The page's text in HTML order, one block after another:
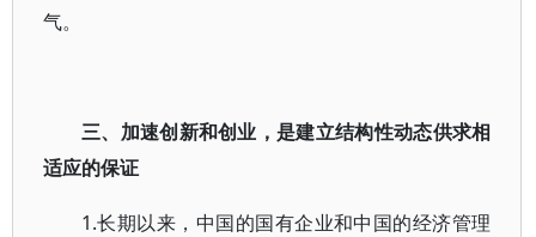
气。
三、加速创新和创业，是建立结构性动态供求相
适应的保证
1.长期以来，中国的国有企业和中国的经济管理